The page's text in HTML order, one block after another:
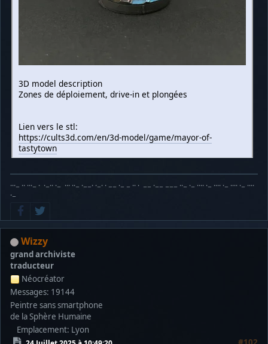
3D model description
Zones de déploiement, drive-in et plongées
Lien vers le stl:
https://cults3d.com/en/3d-model/game/mayor-of-
tastytown
···− ·· ···− · ·−·· ·− ··· ··− ·−−· ·−· · −− ·− − ·· · −− ·−− −−− ··− ·− ···· ·− ···· ·− ···· ·− ····
·−
Wizzy
grand archiviste
traducteur
Néocréator
Messages: 19144
Peintre sans smartphone
de la Sphère Humaine
Emplacement: Lyon